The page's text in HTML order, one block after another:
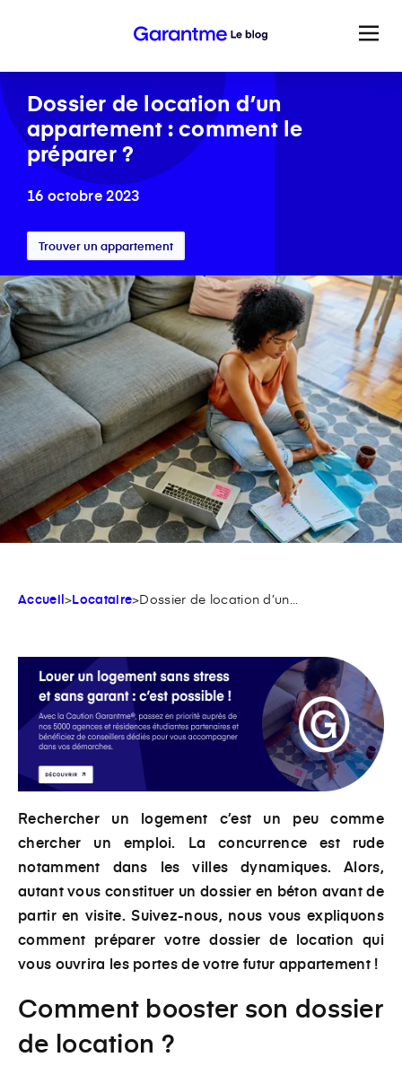
Dossier de location d’un
appartement : comment le
préparer ?
16 octobre 2023
Trouver un appartement
Accueil>Locataire>Dossier de location d’un...
Rechercher un logement c’est un peu comme
chercher un emploi. La concurrence est rude
notamment dans les villes dynamiques. Alors,
autant vous constituer un dossier en béton avant de
partir en visite. Suivez-nous, nous vous expliquons
comment préparer votre dossier de location qui
vous ouvrira les portes de votre futur appartement !
Comment booster son dossier
de location ?